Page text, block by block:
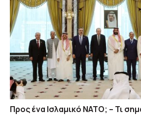
Προς ένα Ισλαμικό ΝΑΤΟ; – Τι